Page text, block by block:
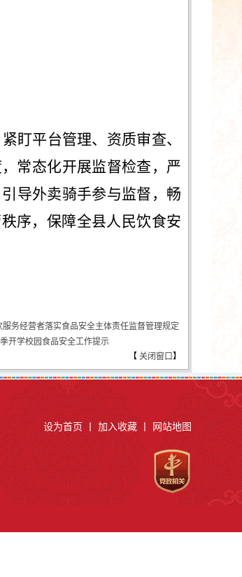
盯平台管理、资质审查、
常态化开展监督检查，严
导外卖骑手参与监督，畅
序，保障全县人民饮食安
务经营者落实食品安全主体责任监督管理规定
开学校园食品安全工作提示
【 关闭窗口】
设为首页 丨加入收藏 网站地图